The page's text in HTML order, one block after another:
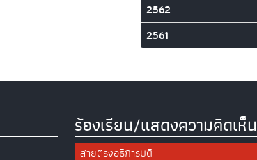
2562
2561
ร้องเรียน/แสดงความคิดเห็น
สายตรงอธิการบดี